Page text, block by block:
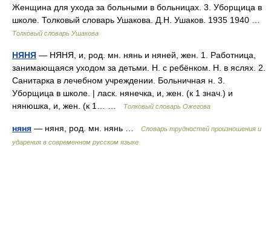
Женщина для ухода за больными в больницах. 3. Уборщица в
школе. Толковый словарь Ушакова. Д.Н. Ушаков. 1935 1940 …
Толковый словарь Ушакова
НЯНЯ — НЯНЯ, и, род. мн. нянь и няней, жен. 1. Работница,
занимающаяся уходом за детьми. Н. с ребёнком. Н. в яслях. 2.
Санитарка в лечебном учреждении. Больничная н. 3.
Уборщица в школе. | ласк. нянечка, и, жен. (к 1 знач.) и
нянюшка, и, жен. (к 1… …
Толковый словарь Ожегова
няня — няня, род. мн. нянь …
Словарь трудностей произношения и
ударения в современном русском языке